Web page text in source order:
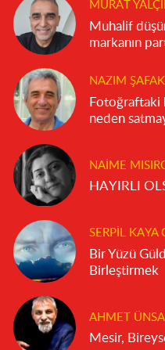
MURAT
Muhalif
markanın
NAZIM ŞAFAK
Fotoğraftaki
neden
NAIME
SERPIL KAYA
Bir Yüzü
Birleştirmek
AHMET ÜNSAL
Mesir,